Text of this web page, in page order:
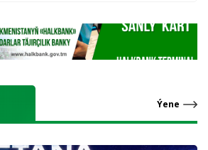
Ýene